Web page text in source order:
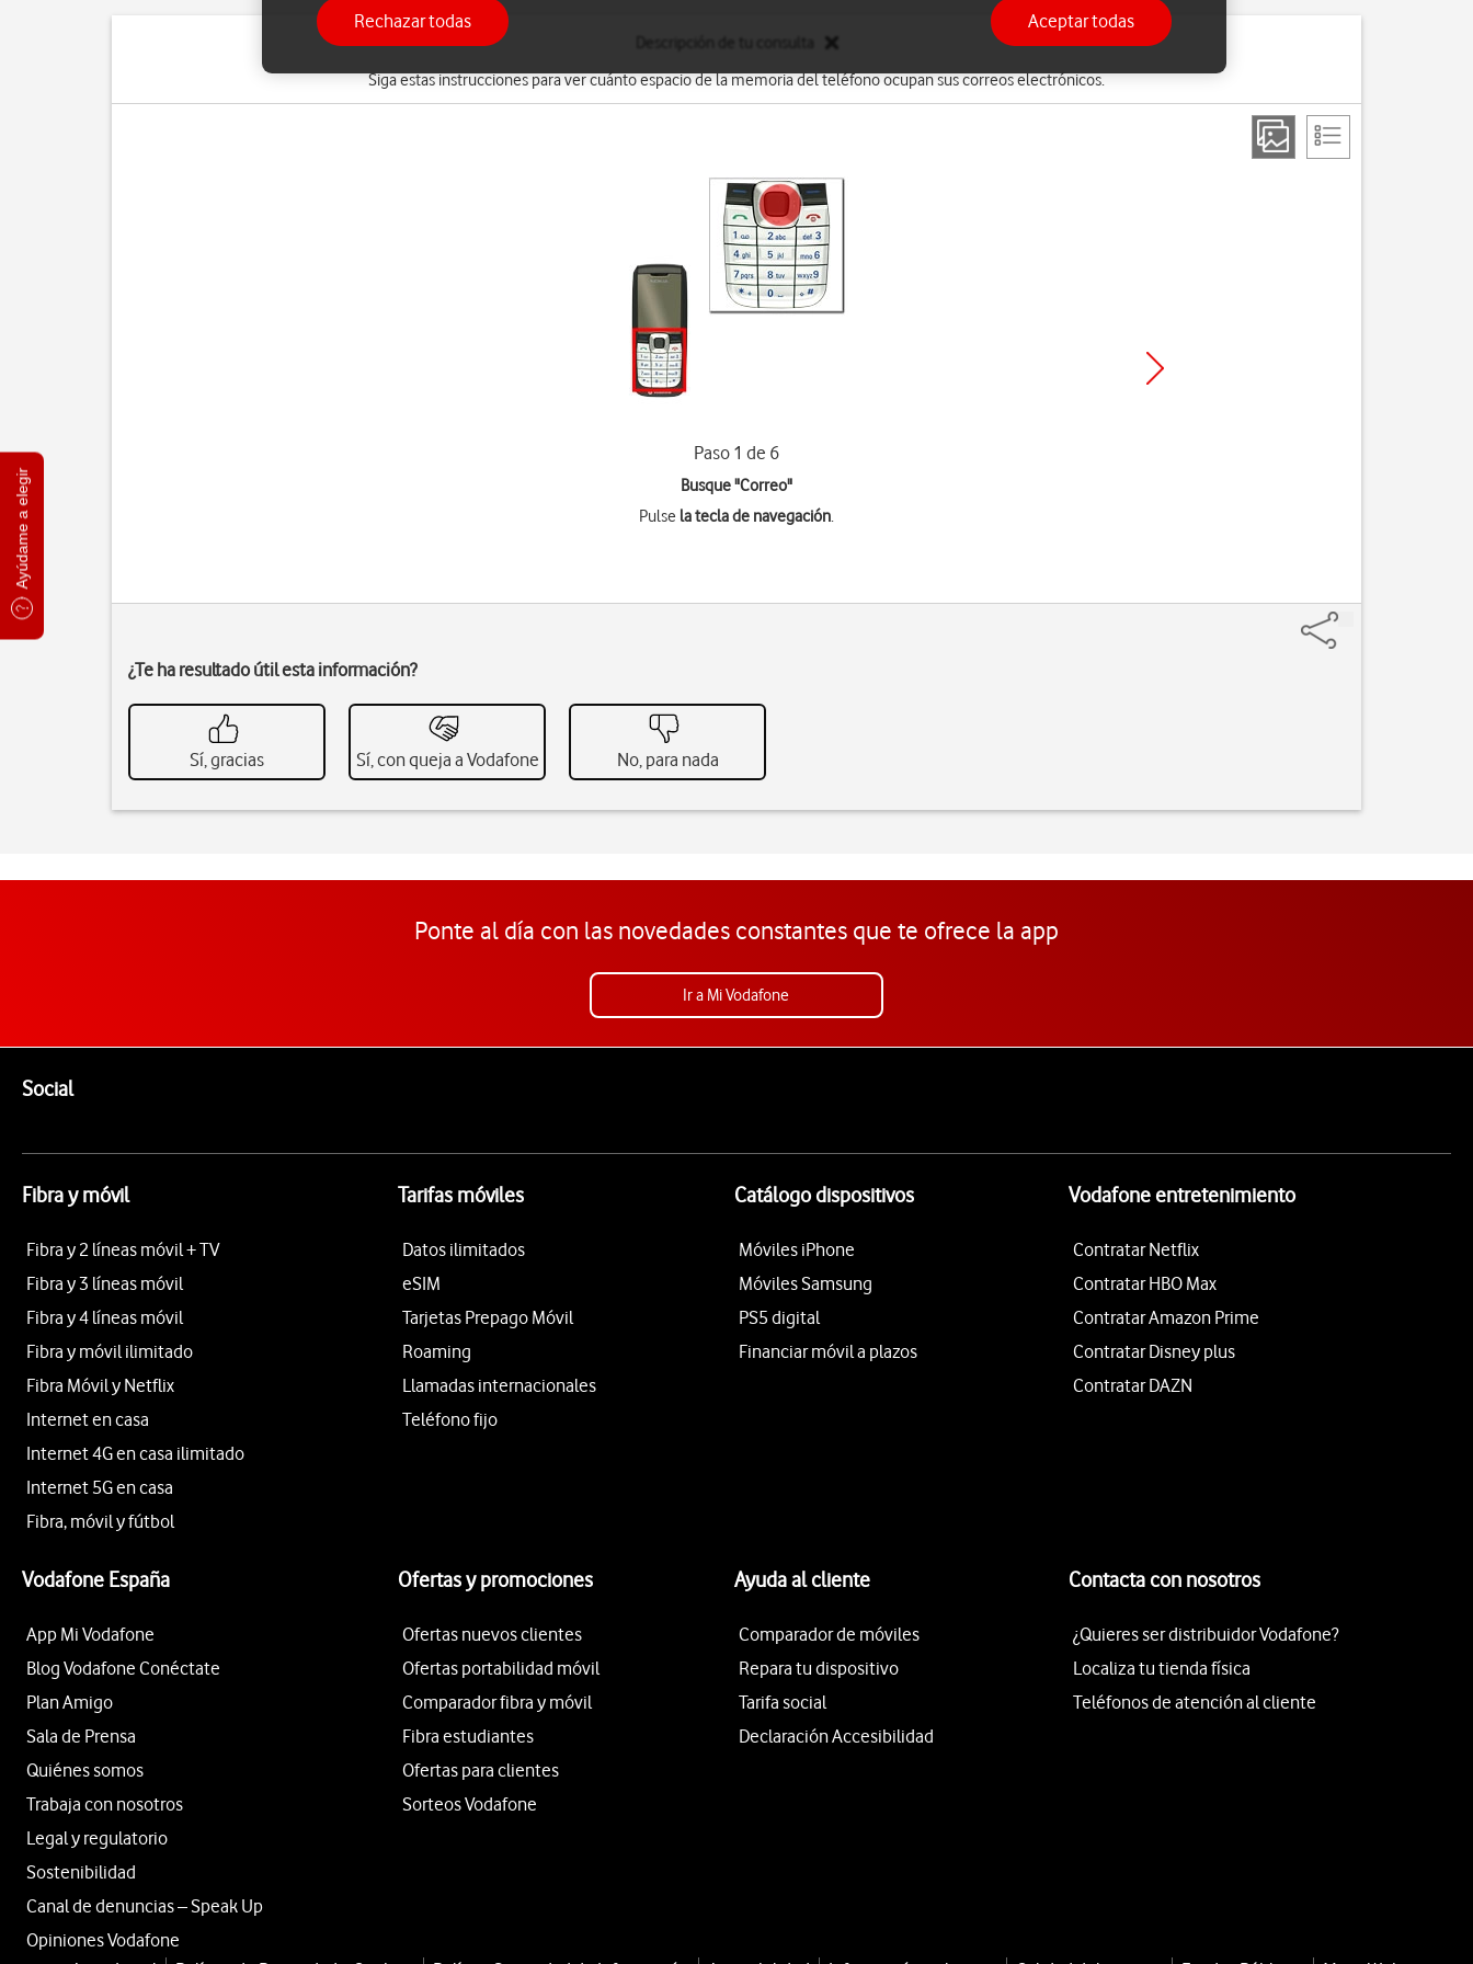
Ayúdame a elegir
Siga estas instrucciones para ver cuánto espacio de la memoria del teléfono ocupan sus correos electrónicos.
Paso 1 de 6
Busque "Correo"
Pulse la tecla de navegación.
¿Te ha resultado útil esta información?
Sí, gracias Sí, con queja a Vodafone No, para nada
Ponte al día con las novedades constantes que te ofrece la app
Ir a Mi Vodafone
SocialEnlaces a las redes sociales de Vodafone
Fibra y móvil
Fibra y 2 líneas móvil + TV
Fibra y 3 líneas móvil
Fibra y 4 líneas móvil
Fibra y móvil ilimitado
Fibra Móvil y Netflix
Internet en casa
Internet 4G en casa ilimitado
Internet 5G en casa
Fibra, móvil y fútbol
Tarifas móviles
Datos ilimitados
eSIM
Tarjetas Prepago Móvil
Roaming
Llamadas internacionales
Teléfono fijo
Catálogo dispositivos
Móviles iPhone
Móviles Samsung
PS5 digital
Financiar móvil a plazos
Vodafone entretenimiento
Contratar Netflix
Contratar HBO Max
Contratar Amazon Prime
Contratar Disney plus
Contratar DAZN
Vodafone España
App Mi Vodafone
Blog Vodafone Conéctate
Plan Amigo
Sala de Prensa
Quiénes somos
Trabaja con nosotros
Legal y regulatorio
Sostenibilidad
Canal de denuncias – Speak Up
Opiniones Vodafone
Ofertas y promociones
Ofertas nuevos clientes
Ofertas portabilidad móvil
Comparador fibra y móvil
Fibra estudiantes
Ofertas para clientes
Sorteos Vodafone
Ayuda al cliente
Comparador de móviles
Repara tu dispositivo
Tarifa social
Declaración Accesibilidad
Contacta con nosotros
¿Quieres ser distribuidor Vodafone?
Localiza tu tienda física
Teléfonos de atención al cliente
Rechazar todas Aceptar todas